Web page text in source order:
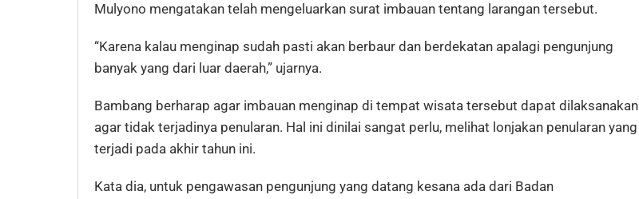
Mulyono mengatakan telah mengeluarkan surat imbauan tentang larangan tersebut.
“Karena kalau menginap sudah pasti akan berbaur dan berdekatan apalagi pengunjung
banyak yang dari luar daerah,” ujarnya.
Bambang berharap agar imbauan menginap di tempat wisata tersebut dapat dilaksanakan
agar tidak terjadinya penularan. Hal ini dinilai sangat perlu, melihat lonjakan penularan yang
terjadi pada akhir tahun ini.
Kata dia, untuk pengawasan pengunjung yang datang kesana ada dari Badan